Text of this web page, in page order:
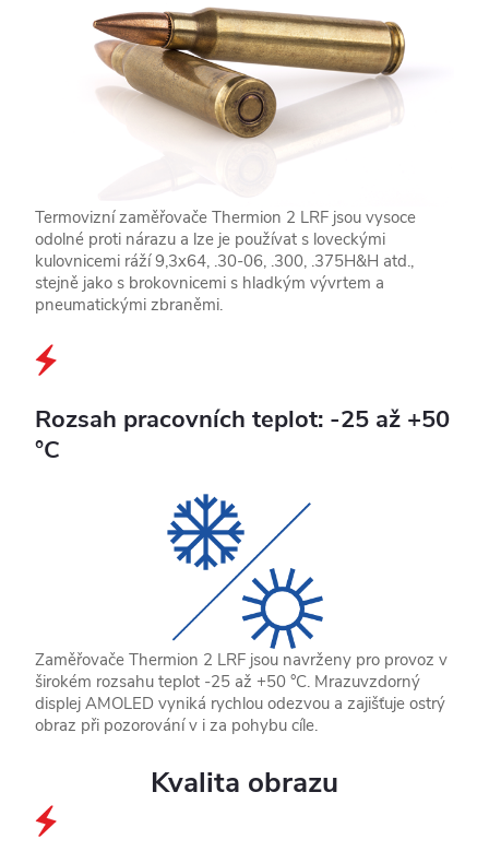
Termovizní zaměřovače Thermion 2 LRF jsou vysoce
odolné proti nárazu a lze je používat s loveckými
kulovnicemi ráží 9,3x64, .30-06, .300, .375H&H atd.,
stejně jako s brokovnicemi s hladkým vývrtem a
pneumatickými zbraněmi.
Rozsah pracovních teplot: -25 až +50
°C
Zaměřovače Thermion 2 LRF jsou navrženy pro provoz v
širokém rozsahu teplot -25 až +50 °C. Mrazuvzdorný
displej AMOLED vyniká rychlou odezvou a zajišťuje ostrý
obraz při pozorování v i za pohybu cíle.
Kvalita obrazu